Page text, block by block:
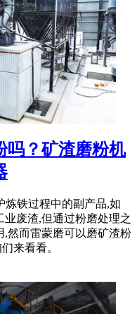
吗？矿渣磨粉机
炼铁过程中的副产品,如
废渣,但通过粉磨处理之
,然而雷蒙磨可以磨矿渣粉
来看看。